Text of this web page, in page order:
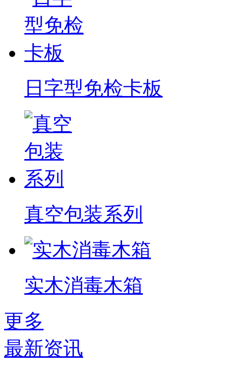
日字型免检卡板
真空包装系列
实木消毒木箱
更多
最新资讯